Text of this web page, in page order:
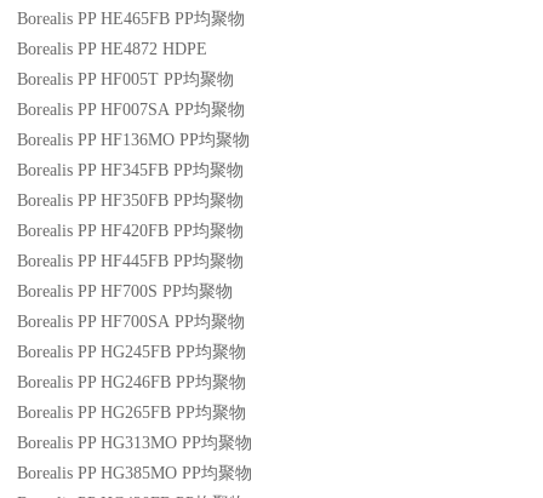
Borealis PP HE465FB PP均聚物
Borealis PP HE4872 HDPE
Borealis PP HF005T PP均聚物
Borealis PP HF007SA PP均聚物
Borealis PP HF136MO PP均聚物
Borealis PP HF345FB PP均聚物
Borealis PP HF350FB PP均聚物
Borealis PP HF420FB PP均聚物
Borealis PP HF445FB PP均聚物
Borealis PP HF700S PP均聚物
Borealis PP HF700SA PP均聚物
Borealis PP HG245FB PP均聚物
Borealis PP HG246FB PP均聚物
Borealis PP HG265FB PP均聚物
Borealis PP HG313MO PP均聚物
Borealis PP HG385MO PP均聚物